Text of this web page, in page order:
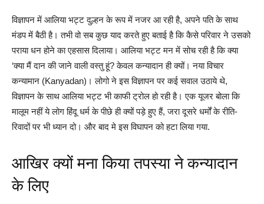
विज्ञापन में आलिया भट्ट दुल्हन के रूप में नजर आ रही है, अपने पति के साथ
मंडप में बैठी है। तभी वो सब कुछ याद करते हुए बताई है कि कैसे परिवार ने उसको
पराया धन होने का एहसास दिलाया। आलिया भट्ट मन में सोच रही है कि क्या
‘क्या मैं दान की जाने वाली वस्तु हूं? केवल कन्यादान ही क्यों। नया विचार
कन्यामान (Kanyadan)। लोगो ने इस विज्ञापन पर कई सवाल उठाये थे,
विज्ञापन के साथ आलिया भट्ट भी काफी ट्रोल हो रही है। एक यूजर बोला कि
मालूम नहीं ये लोग हिंदू धर्म के पीछे ही क्यों पड़े हुए हैं, जरा दूसरे धर्मों के रीति-
रिवादों पर भी ध्यान दो। और बाद मे इस विघापन को हटा लिया गया.
आखिर क्यों मना किया तपस्या ने कन्यादान
के लिए